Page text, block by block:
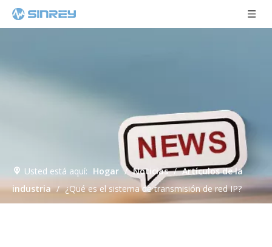
Usted está aquí: Hogar / Noticias / Artículos de la
industria / ¿Qué es el sistema de transmisión de red IP?